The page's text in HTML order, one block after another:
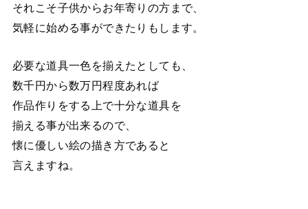
それこそ子供からお年寄りの方まで、
気軽に始める事ができたりもします。
必要な道具一色を揃えたとしても、
数千円から数万円程度あれば
作品作りをする上で十分な道具を
揃える事が出来るので、
懐に優しい絵の描き方であると
言えますね。